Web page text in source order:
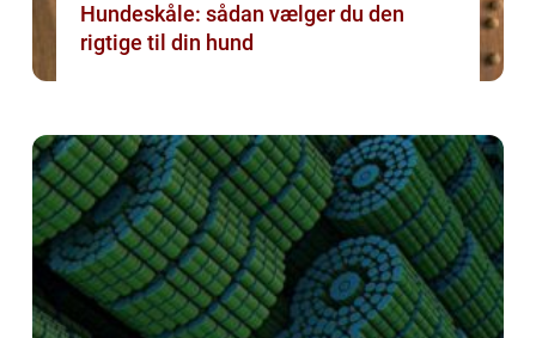
Hundeskåle: sådan vælger du den
rigtige til din hund